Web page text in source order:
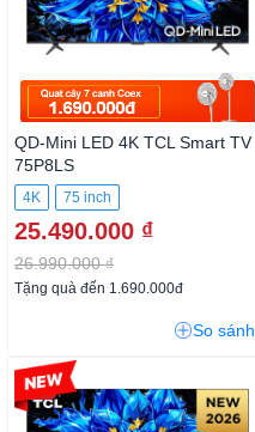
QD-Mini LED 4K TCL Smart TV
75P8LS
4K 75 inch
25.490.000 ₫
26.990.000 ₫
Tặng quà đến 1.690.000đ
So sánh
-6%